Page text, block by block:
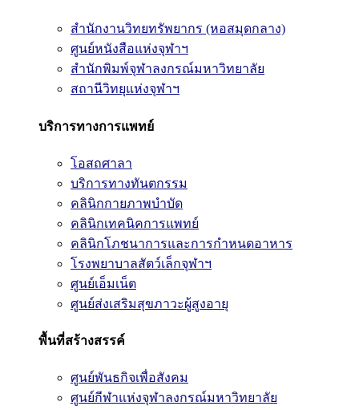
สำนักงานวิทยทรัพยากร (หอสมุดกลาง)
ศูนย์หนังสือแห่งจุฬาฯ
สำนักพิมพ์จุฬาลงกรณ์มหาวิทยาลัย
สถานีวิทยุแห่งจุฬาฯ
บริการทางการแพทย์
โอสถศาลา
บริการทางทันตกรรม
คลินิกกายภาพบำบัด
คลินิกเทคนิคการแพทย์
คลินิกโภชนาการและการกำหนดอาหาร
โรงพยาบาลสัตว์เล็กจุฬาฯ
ศูนย์เอ็มเน็ต
ศูนย์ส่งเสริมสุขภาวะผู้สูงอายุ
พื้นที่สร้างสรรค์
ศูนย์พันธกิจเพื่อสังคม
ศูนย์กีฬาแห่งจุฬาลงกรณ์มหาวิทยาลัย